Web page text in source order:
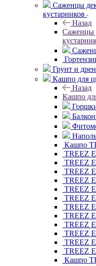
Саженцы
кустарников
Назад
Саженцы
Грунт и
Кашпо для
Назад
Кашпо
Кашпо
TREEZ
TREEZ
TREEZ
TREEZ
TREEZ
TREEZ
TREEZ
TREEZ
TREEZ
TREEZ
TREEZ
TREEZ
Кашпо